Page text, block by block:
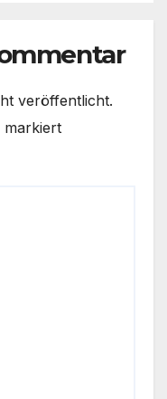
veröffentlicht.
markiert